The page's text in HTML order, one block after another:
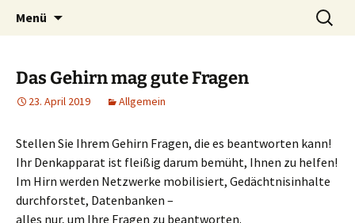
Ulrike Roderwald
Heilpraktische Psychotherapie
Menü
Suche
nach:
Das Gehirn mag gute Fragen
23. April 2019 Allgemein
Stellen Sie Ihrem Gehirn Fragen, die es beantworten kann!
Ihr Denkapparat ist fleißig darum bemüht, Ihnen zu helfen!
Im Hirn werden Netzwerke mobilisiert, Gedächtnisinhalte
durchforstet, Datenbanken –
alles nur, um Ihre Fragen zu beantworten.